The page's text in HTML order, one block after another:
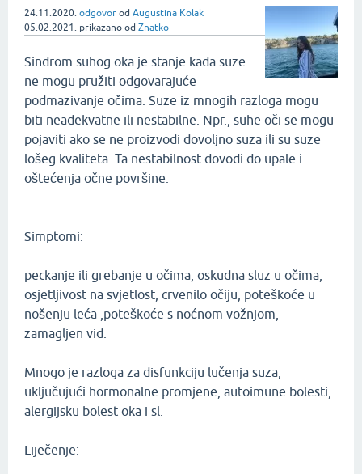
24.11.2020. odgovor od Augustina Kolak
05.02.2021. prikazano od Znatko
Sindrom suhog oka je stanje kada suze
ne mogu pružiti odgovarajuće
podmazivanje očima. Suze iz mnogih razloga mogu
biti neadekvatne ili nestabilne. Npr., suhe oči se mogu
pojaviti ako se ne proizvodi dovoljno suza ili su suze
lošeg kvaliteta. Ta nestabilnost dovodi do upale i
oštećenja očne površine.
Simptomi:
peckanje ili grebanje u očima, oskudna sluz u očima,
osjetljivost na svjetlost, crvenilo očiju, poteškoće u
nošenju leća ,poteškoće s noćnom vožnjom,
zamagljen vid.
Mnogo je razloga za disfunkciju lučenja suza,
uključujući hormonalne promjene, autoimune bolesti,
alergijsku bolest oka i sl.
Liječenje: